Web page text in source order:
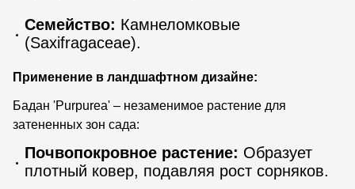
Семейство: Камнеломковые
(Saxifragaceae).
Применение в ландшафтном дизайне:
Бадан 'Purpurea' – незаменимое растение для
затененных зон сада:
Почвопокровное растение: Образует
плотный ковер, подавляя рост сорняков.